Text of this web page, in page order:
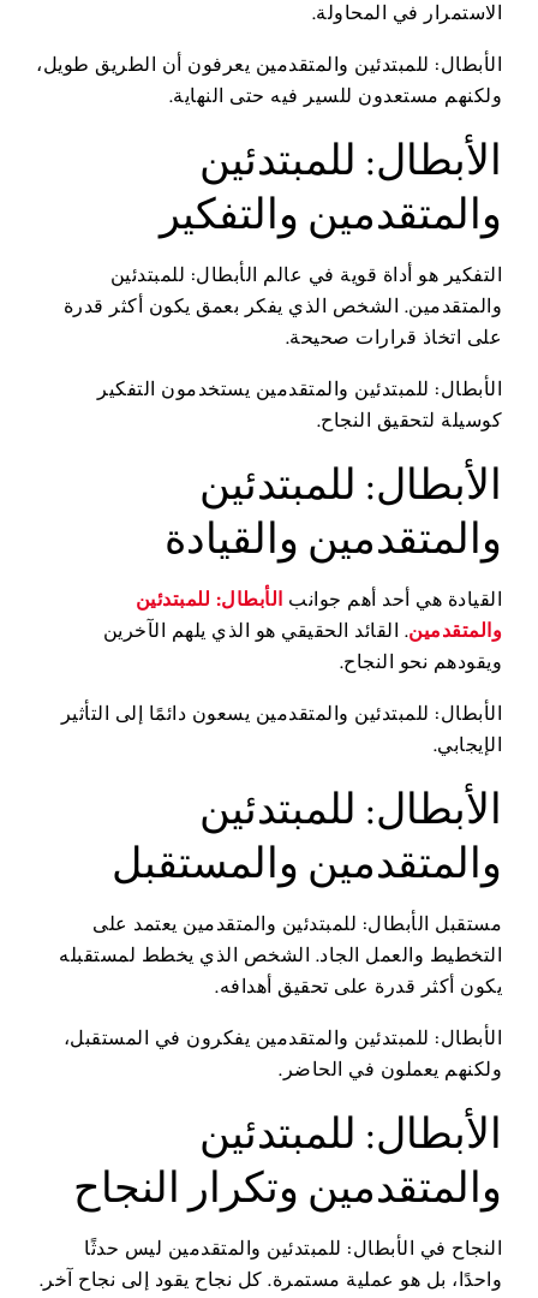
الاستمرار في المحاولة.
الأبطال: للمبتدئين والمتقدمين يعرفون أن الطريق طويل،
ولكنهم مستعدون للسير فيه حتى النهاية.
الأبطال: للمبتدئين
والمتقدمين والتفكير
التفكير هو أداة قوية في عالم الأبطال: للمبتدئين
والمتقدمين. الشخص الذي يفكر بعمق يكون أكثر قدرة
على اتخاذ قرارات صحيحة.
الأبطال: للمبتدئين والمتقدمين يستخدمون التفكير
كوسيلة لتحقيق النجاح.
الأبطال: للمبتدئين
والمتقدمين والقيادة
القيادة هي أحد أهم جوانب الأبطال: للمبتدئين
والمتقدمين. القائد الحقيقي هو الذي يلهم الآخرين
ويقودهم نحو النجاح.
الأبطال: للمبتدئين والمتقدمين يسعون دائمًا إلى التأثير
الإيجابي.
الأبطال: للمبتدئين
والمتقدمين والمستقبل
مستقبل الأبطال: للمبتدئين والمتقدمين يعتمد على
التخطيط والعمل الجاد. الشخص الذي يخطط لمستقبله
يكون أكثر قدرة على تحقيق أهدافه.
الأبطال: للمبتدئين والمتقدمين يفكرون في المستقبل،
ولكنهم يعملون في الحاضر.
الأبطال: للمبتدئين
والمتقدمين وتكرار النجاح
النجاح في الأبطال: للمبتدئين والمتقدمين ليس حدثًا
واحدًا، بل هو عملية مستمرة. كل نجاح يقود إلى نجاح آخر.